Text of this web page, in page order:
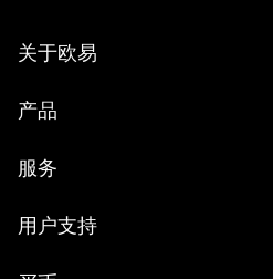
关于欧易
产品
服务
用户支持